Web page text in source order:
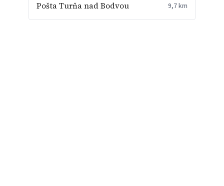
Pošta Turňa nad Bodvou 9,7 km